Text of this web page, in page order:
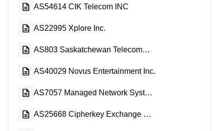
AS54614 CIK Telecom INC
AS22995 Xplore Inc.
AS803 Saskatchewan Telecommunications
AS40029 Novus Entertainment Inc.
AS7057 Managed Network Systems Inc.
AS25668 Cipherkey Exchange Corp.